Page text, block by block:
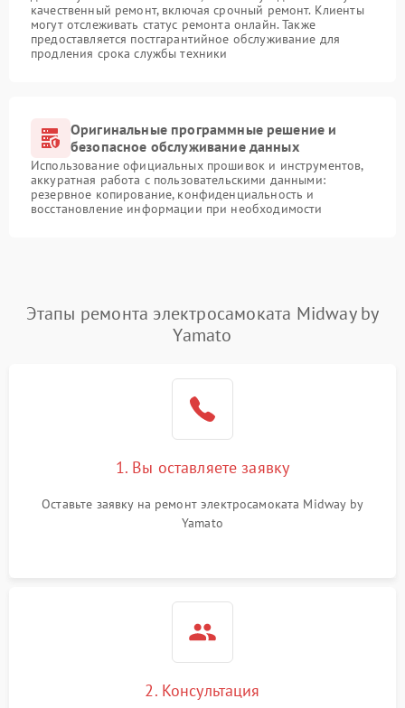
качественный ремонт, включая срочный ремонт. Клиенты
могут отслеживать статус ремонта онлайн. Также
предоставляется постгарантийное обслуживание для
продления срока службы техники
Оригинальные программные решение и
безопасное обслуживание данных
Использование официальных прошивок и инструментов,
аккуратная работа с пользовательскими данными:
резервное копирование, конфиденциальность и
восстановление информации при необходимости
Этапы ремонта электросамоката Midway by
Yamato
1. Вы оставляете заявку
Оставьте заявку на ремонт электросамоката Midway by
Yamato
2. Консультация